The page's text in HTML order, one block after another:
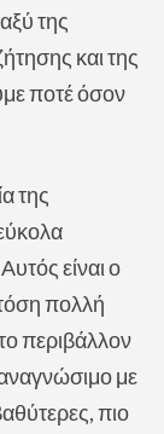
της
και της
ποτέ όσον
της
είναι ο
πολλή
περιβάλλον
με
πιο